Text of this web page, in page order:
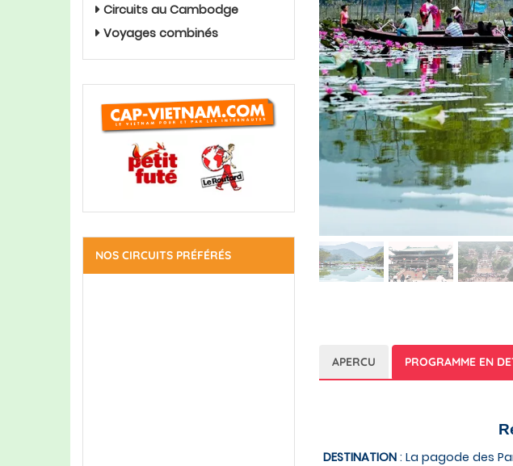
APERCU PROGRAMME EN
DESTINATION: La pagode des
Circuits au Cambodge
Voyages combinés
NOS CIRCUITS PRÉFÉRÉS